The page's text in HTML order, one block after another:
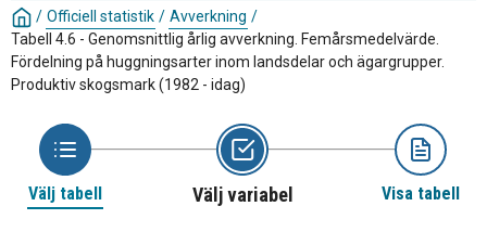
/ Officiell statistik / Avverkning /
Tabell 4.6 - Genomsnittlig årlig avverkning. Femårsmedelvärde.
Fördelning på huggningsarter inom landsdelar och ägargrupper.
Produktiv skogsmark (1982 - idag)
Välj tabell Välj variabel Visa tabell